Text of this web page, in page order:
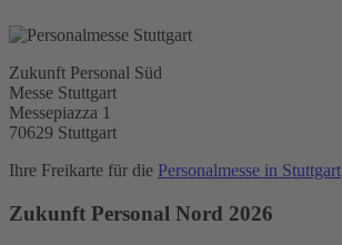
Zukunft Personal Süd
Messe Stuttgart
Messepiazza 1
70629 Stuttgart
Ihre Freikarte für die Personalmesse in Stuttgart
Zukunft Personal Nord 2026